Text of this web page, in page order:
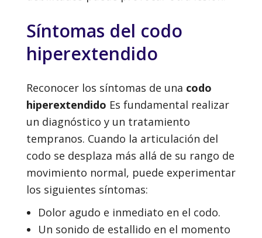
Síntomas del codo
hiperextendido
Reconocer los síntomas de una codo
hiperextendido Es fundamental realizar
un diagnóstico y un tratamiento
tempranos. Cuando la articulación del
codo se desplaza más allá de su rango de
movimiento normal, puede experimentar
los siguientes síntomas:
Dolor agudo e inmediato en el codo.
Un sonido de estallido en el momento